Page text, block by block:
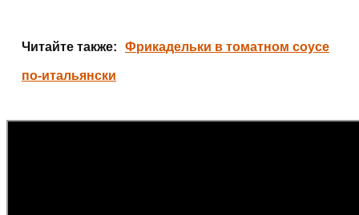
Читайте также: Фрикадельки в томатном соусе
по-итальянски